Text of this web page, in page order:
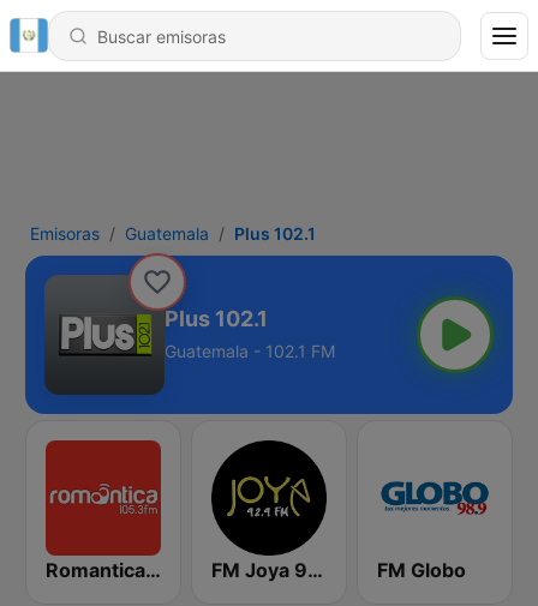
Emisoras Guatemala Plus 102.1
Plus 102.1
Guatemala - 102.1 FM
Romantica 105.3 FM FM Joya 92.9 FM Globo